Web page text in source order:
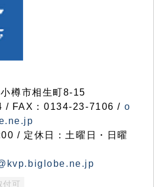
樽市相生町8-15
/ FAX：0134-23-7106 / o
/ 定休日：土曜日・日曜
付可